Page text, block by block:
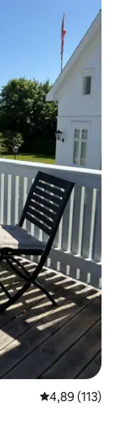
Prosječna
4,89 (113)